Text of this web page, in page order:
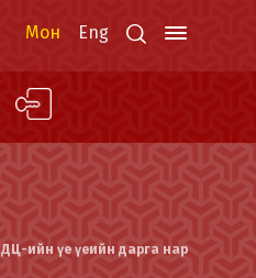
Мон Eng
ДЦ-ийн үе үеийн дарга нар